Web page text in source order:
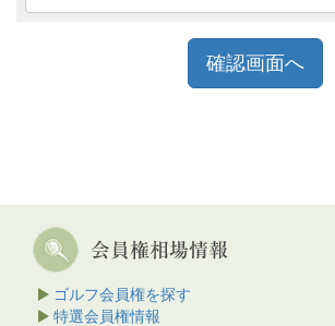
ゴルフ会員権を探す
特選会員権情報